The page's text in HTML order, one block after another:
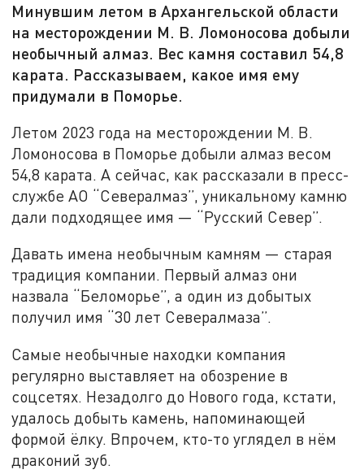
Минувшим летом в Архангельской области
на месторождении М. В. Ломоносова добыли
необычный алмаз. Вес камня составил 54,8
карата. Рассказываем, какое имя ему
придумали в Поморье.
Летом 2023 года на месторождении М. В.
Ломоносова в Поморье добыли алмаз весом
54,8 карата. А сейчас, как рассказали в пресс-
службе АО “Севералмаз”, уникальному камню
дали подходящее имя — “Русский Север”.
Давать имена необычным камням — старая
традиция компании. Первый алмаз они
назвала “Беломорье”, а один из добытых
получил имя “30 лет Севералмаза”.
Самые необычные находки компания
регулярно выставляет на обозрение в
соцсетях. Незадолго до Нового года, кстати,
удалось добыть камень, напоминающей
формой ёлку. Впрочем, кто-то углядел в нём
драконий зуб.